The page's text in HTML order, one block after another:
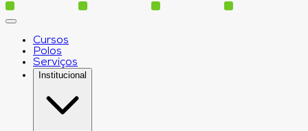
Cursos
Polos
Serviços
Institucional